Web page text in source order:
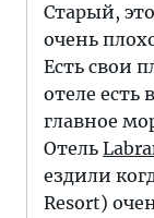
Старый,
очень
Есть свои
отеле есть
главное
Отель
ездили
Resort)